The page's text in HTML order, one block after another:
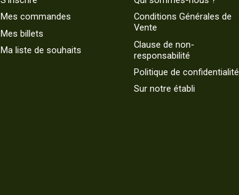
Mes commandes
Mes billets
Ma liste de souhaits
Conditions Générales de
Vente
Clause de non-
responsabilité
Politique de confidentialité
Sur notre établi